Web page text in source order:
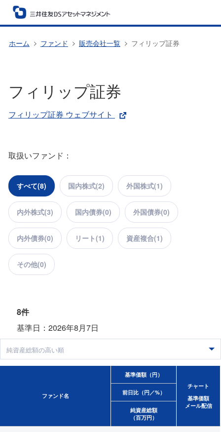
ホーム ファンド 販売会社一覧 フィリップ証券
フィリップ証券
フィリップ証券 ウェブサイト
取扱いファンド：
すべて(8) 国内株式(2) 外国株式(1)
内外株式(3) 国内債券(0) 外国債券(0)
内外債券(0) リート(1) 資産複合(1)
その他(0)
8件
基準日：2026年8月7日
ファンド名
基準価額（円）
チャート
基準価額
メール配信
前日比（円／%）
純資産総額
（百万円）